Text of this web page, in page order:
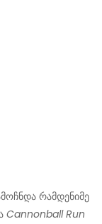
რამდენიმე
Cannonball Run